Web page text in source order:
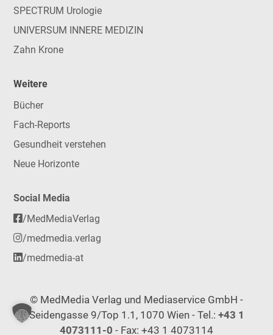
SPECTRUM Urologie
UNIVERSUM INNERE MEDIZIN
Zahn Krone
Weitere
Bücher
Fach-Reports
Gesundheit verstehen
Neue Horizonte
Social Media
/MedMediaVerlag
/medmedia.verlag
/medmedia-at
© MedMedia Verlag und Mediaservice GmbH -
Seidengasse 9/Top 1.1, 1070 Wien - Tel.: +43 1
4073111-0 - Fax: +43 1 4073114